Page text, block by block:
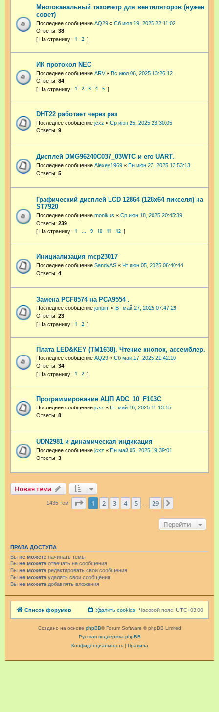
Многоканальный тахометр для вентиляторов (нужен
совет)
Последнее сообщение AQ29 « Сб июл 19, 2025 22:11:02
Ответы: 38
1 2
ИК протокол NEC
Последнее сообщение ARV« Вс июл 06, 2025 13:26:12
Ответы: 84
1 2 3 4 5
DHT22 работает через раз
Последнее сообщение jcxz « Ср июн 25, 2025 23:30:05
Ответы: 9
Дисплей DMG96240C037_03WTC и его UART.
Последнее сообщение Alexey1969 « Пн июн 23, 2025 13:53:13
Ответы: 5
Графический дисплей LCD 12864 (128x64 пикселя) на
ST7920
Последнее сообщение monikus « Ср июн 18, 2025 20:45:39
Ответы: 239
1 … 9 10 11 12
Инициализация mcp23017
Последнее сообщение SandyAS « Чт июн 05, 2025 06:40:44
Ответы: 4
Замена PCF8574 на PCA9554 .
Последнее сообщение jonpim « Вт май 27, 2025 07:47:29
Ответы: 23
1 2
Плата LED&KEY (TM1638). Чтение кнопок, ассемблер.
Последнее сообщение AQ29 « Сб май 17, 2025 21:42:10
Ответы: 34
1 2
Программирование АЦП ADC_10_F103C
Последнее сообщение jcxz « Пт май 16, 2025 11:13:15
Ответы: 8
UDN2981 и динамическая индикация
Последнее сообщение jcxz « Пн май 05, 2025 19:39:01
Ответы: 3
Новая тема
1435 тем Страница из 29
1 2 3 4 5 29
Перейти
ПРАВА ДОСТУПА
Вы не можете начинать темы
Вы не можете отвечать на сообщения
Вы не можете редактировать свои сообщения
Вы не можете удалять свои сообщения
Вы не можете добавлять вложения
Список форумов Часовой пояс: UTC+03:00
Удалить cookies
Создано на основе phpBB® Forum Software © phpBB Limited
Русская поддержка phpBB
Конфиденциальность| Правила